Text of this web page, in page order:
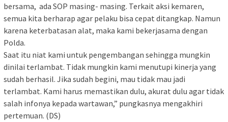
bersama, ada SOP masing- masing. Terkait aksi kemaren,
semua kita berharap agar pelaku bisa cepat ditangkap. Namun
karena keterbatasan alat, maka kami bekerjasama dengan
Polda.
Saat itu niat kami untuk pengembangan sehingga mungkin
dinilai terlambat. Tidak mungkin kami menutupi kinerja yang
sudah berhasil. Jika sudah begini, mau tidak mau jadi
terlambat. Kami harus memastikan dulu, akurat dulu agar tidak
salah infonya kepada wartawan,” pungkasnya mengakhiri
pertemuan. (DS)